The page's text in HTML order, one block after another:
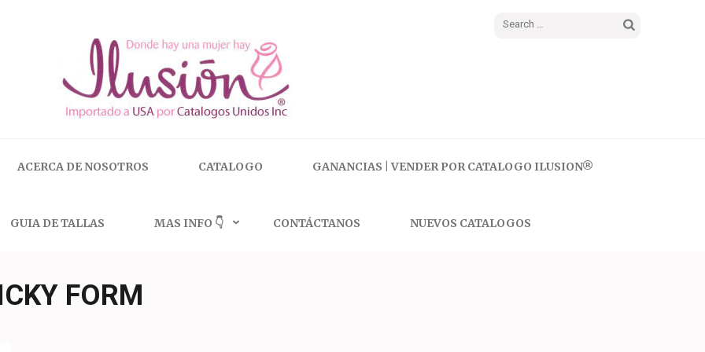
Search
ACERCA DE NOSOTROS CATALOGO GANANCIAS | VENDER POR CATALOGO ILUSION®
GUIA DE TALLAS MAS INFO 👇 CONTÁCTANOS NUEVOS CATALOGOS
FORM